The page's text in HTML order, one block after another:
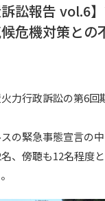
訴訟報告 vol.6
危機対策との
力行政訴訟の第6回
の緊急事態宣言の
、傍聴も12名程度